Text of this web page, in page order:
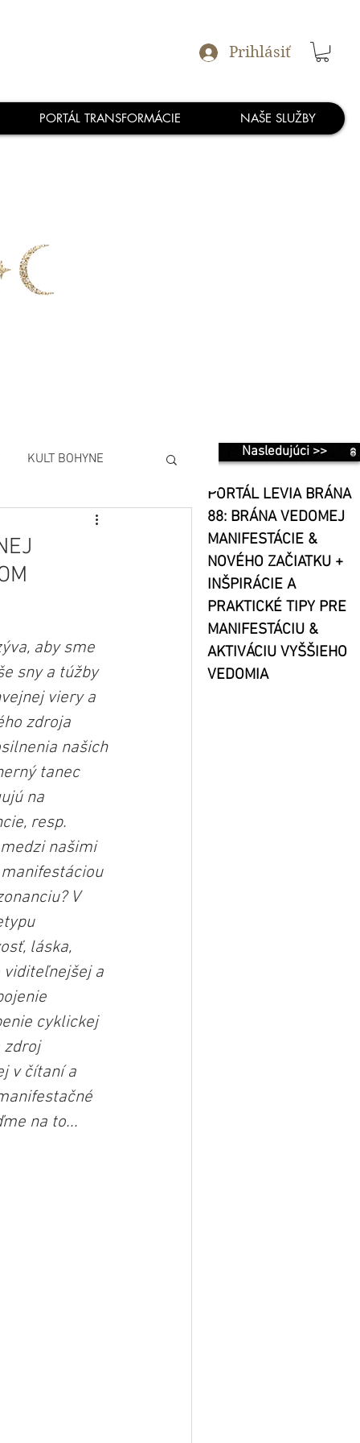
Prihlásiť
PORTÁL TRANSFORMÁCIE NAŠE SLUŽBY
Nasledujúci >>
PORTÁL LEVIA BRÁNA
88: BRÁNA VEDOMEJ
MANIFESTÁCIE &
NOVÉHO ZAČIATKU +
INŠPIRÁCIE A
PRAKTICKÉ TIPY PRE
MANIFESTÁCIU &
AKTIVÁCIU VYŠŠIEHO
VEDOMIA
KULT BOHYNE
aby sme
sny a túžby
viery a
zdroja
našich
tanec
na
resp.
našimi
V
láska,
viditeľnejšej a
cyklickej
zdroj
v čítaní a
na to...